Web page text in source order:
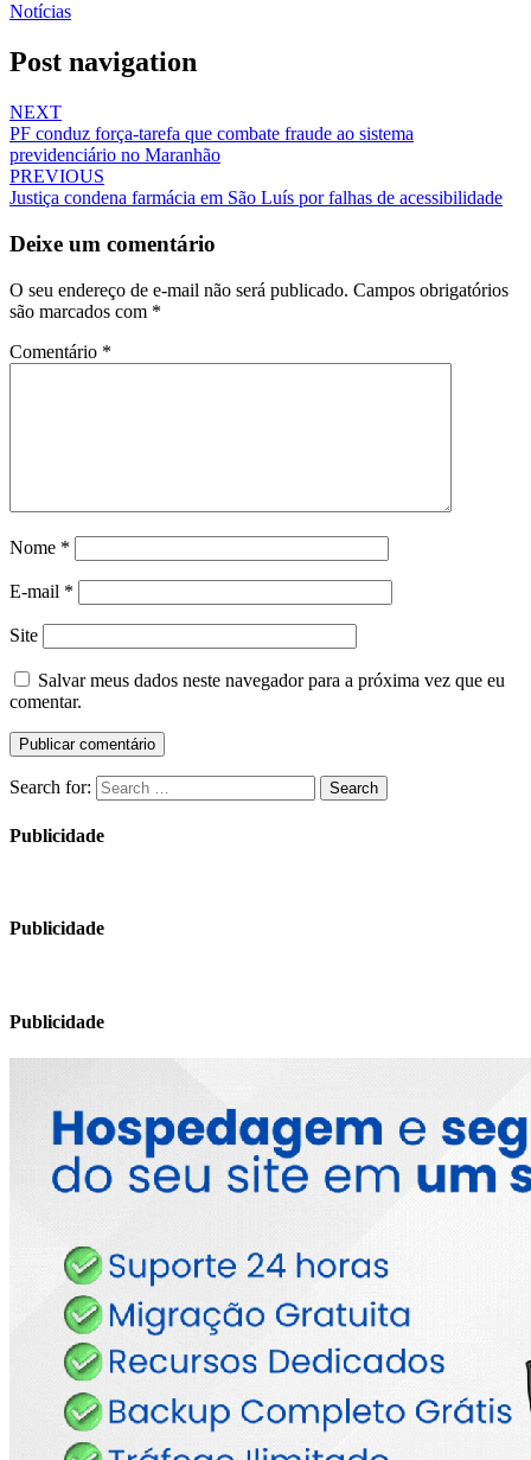
Notícias
Post navigation
NEXT
PF conduz força-tarefa que combate fraude ao sistema
previdenciário no Maranhão
PREVIOUS
Justiça condena farmácia em São Luís por falhas de acessibilidade
Deixe um comentário
O seu endereço de e-mail não será publicado. Campos obrigatórios
são marcados com *
Comentário *
Nome *
E-mail *
Site
Salvar meus dados neste navegador para a próxima vez que eu
comentar.
Search for: Search
Publicidade
Publicidade
Publicidade